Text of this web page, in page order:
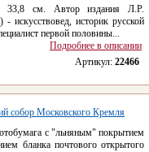
33,8 см. Автор издания Л.Р.
искусствовед, историк русской
первой половины...
Подробнее в описании
Артикул: 22466
собор Московского Кремля
с "льняным" покрытием
бланка почтового открытого